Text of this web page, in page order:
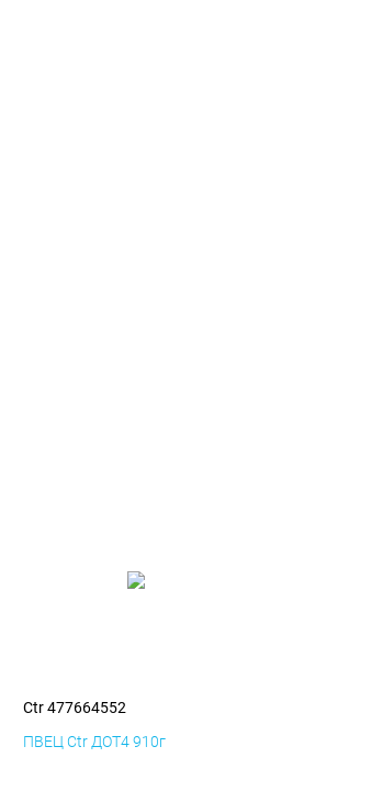
Ctr 477664552
ПВЕЦ Ctr ДОТ4 910г